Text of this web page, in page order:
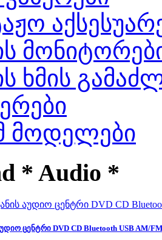
ხმის
მოდელები
* Audio *
ცენტრი DVD CD Bluetooth USB AM/